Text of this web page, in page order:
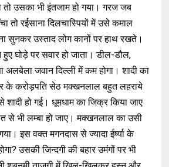
उसका भी इंतजाम हो गया। गरज जब
तो रईसाना दिलचास्पियों में उसे कमाल
सुनकर उस्ताद लोग कानों पर हाथ रखते।
घोड़े पर सवार हो जाता। डील-डौल,
जवान दिल्ली में कम होगा। शादी का
के करोड़पति सेठ मक्खनलाल बहुत लहराये
हो गई। धूमधाम का जिक्र किया जाए
से भी लम्बा हो जाए। मक्खनलाल का उसी
इस वक्त मगनदास से ज्यादा ईर्ष्या के
उसकी जिन्दगी की बहार उमंगों पर भी